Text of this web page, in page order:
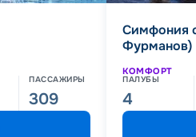
ПАССАЖИРЫ
309
Симфония
Фурманов)
КОМФОРТ
ПАЛУБЫ
4